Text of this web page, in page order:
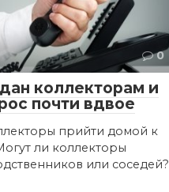
0
коллекторам и
почти вдвое
прийти домой к
ли коллекторы
или соседей?